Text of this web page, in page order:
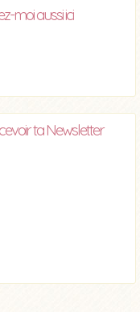
moi aussi ici
ta Newsletter